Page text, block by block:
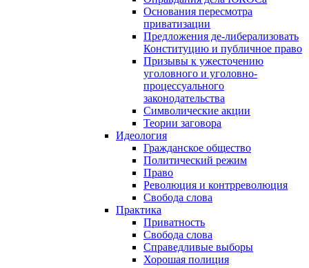
Основания пересмотра
приватизации
Предложения де-либерализовать
Конституцию и публичное право
Призывы к ужесточению
уголовного и уголовно-
процессуального
законодательства
Символические акции
Теории заговора
Идеология
Гражданское общество
Политический режим
Право
Революция и контрреволюция
Свобода слова
Практика
Приватность
Свобода слова
Справедливые выборы
Хорошая полиция